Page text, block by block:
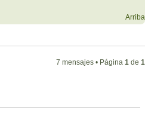
Arriba
7 mensajes • Página 1 de 1